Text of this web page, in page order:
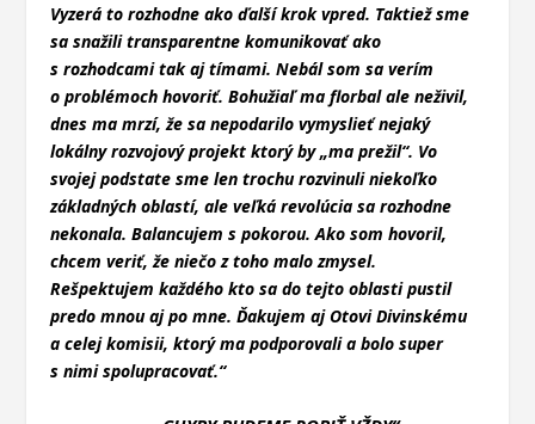
Vyzerá to rozhodne ako ďalší krok vpred. Taktiež sme
sa snažili transparentne komunikovať ako
s rozhodcami tak aj tímami. Nebál som sa verím
o problémoch hovoriť. Bohužiaľ ma florbal ale neživil,
dnes ma mrzí, že sa nepodarilo vymyslieť nejaký
lokálny rozvojový projekt ktorý by „ma prežil“. Vo
svojej podstate sme len trochu rozvinuli niekoľko
základných oblastí, ale veľká revolúcia sa rozhodne
nekonala. Balancujem s pokorou. Ako som hovoril,
chcem veriť, že niečo z toho malo zmysel.
Rešpektujem každého kto sa do tejto oblasti pustil
predo mnou aj po mne. Ďakujem aj Otovi Divinskému
a celej komisii, ktorý ma podporovali a bolo super
s nimi spolupracovať.“